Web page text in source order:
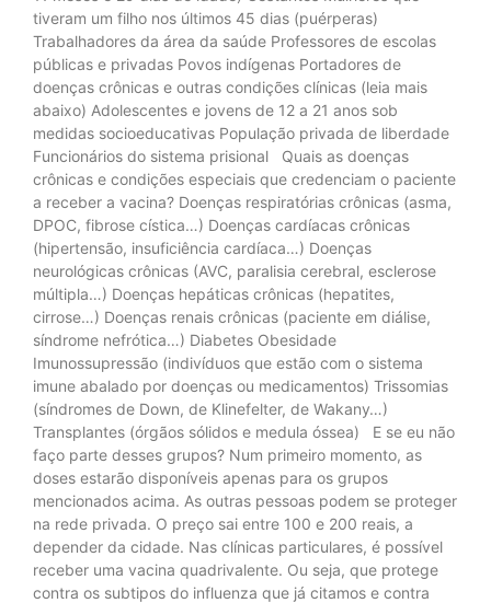
tiveram um filho nos últimos 45 dias (puérperas)
Trabalhadores da área da saúde Professores de escolas
públicas e privadas Povos indígenas Portadores de
doenças crônicas e outras condições clínicas (leia mais
abaixo) Adolescentes e jovens de 12 a 21 anos sob
medidas socioeducativas População privada de liberdade
Funcionários do sistema prisional Quais as doenças
crônicas e condições especiais que credenciam o paciente
a receber a vacina? Doenças respiratórias crônicas (asma,
DPOC, fibrose cística…) Doenças cardíacas crônicas
(hipertensão, insuficiência cardíaca…) Doenças
neurológicas crônicas (AVC, paralisia cerebral, esclerose
múltipla…) Doenças hepáticas crônicas (hepatites,
cirrose…) Doenças renais crônicas (paciente em diálise,
síndrome nefrótica…) Diabetes Obesidade
Imunossupressão (indivíduos que estão com o sistema
imune abalado por doenças ou medicamentos) Trissomias
(síndromes de Down, de Klinefelter, de Wakany…)
Transplantes (órgãos sólidos e medula óssea) E se eu não
faço parte desses grupos? Num primeiro momento, as
doses estarão disponíveis apenas para os grupos
mencionados acima. As outras pessoas podem se proteger
na rede privada. O preço sai entre 100 e 200 reais, a
depender da cidade. Nas clínicas particulares, é possível
receber uma vacina quadrivalente. Ou seja, que protege
contra os subtipos do influenza que já citamos e contra